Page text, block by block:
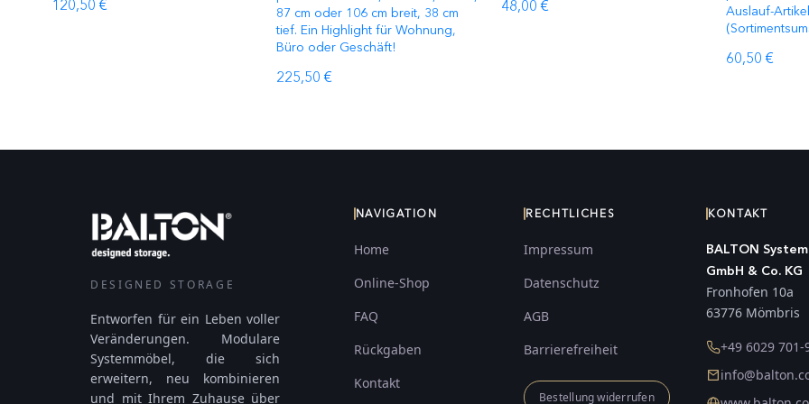
120,50 €
87 cm oder 106 cm breit, 38 cm
tief. Ein Highlight für Wohnung,
Büro oder Geschäft!
225,50 €
48,00 €
Auslauf-Artikel
60,50 €
DESIGNED STORAGE
Entworfen für ein Leben voller
Veränderungen. Modulare
Systemmöbel, die sich
erweitern, neu kombinieren
und mit Ihrem Zuhause über
NAVIGATION
Home
Online-Shop
FAQ
Rückgaben
Kontakt
RECHTLICHES
Impressum
Datenschutz
AGB
Barrierefreiheit
Bestellung widerrufen
KONTAKT
BALTON System
GmbH & Co. KG
Fronhofen 10a
63776 Mömbris
+49 6029 701-